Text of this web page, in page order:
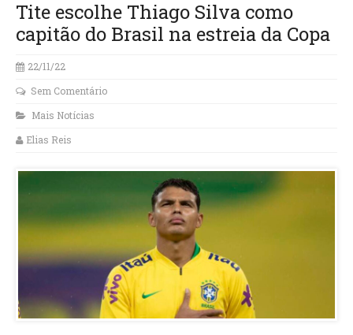
Tite escolhe Thiago Silva como
capitão do Brasil na estreia da Copa
22/11/22
Sem Comentário
Mais Notícias
Elias Reis